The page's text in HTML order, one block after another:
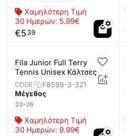
Χαμηλότερη Τιμή
30 Ημερών: 5.99€
€539
Fila Junior Full Terry
Tennis Unisex Κάλτσες
CODE:
F8598-3-321
Μέγεθος
23-26
Χαμηλότερη Τιμή
30 Ημερών: 9.99€